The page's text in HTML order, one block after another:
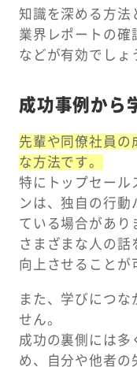
知識を深める方法
業界レポートの確
などが有効でしょ
成功事例から
先輩や同僚社員の
な方法です。
特にトップセール
ンは、独自の行動
ている場合があり
さまざまな人の話
向上させることが
また、学びにつな
せん。
成功の裏側には多
め、自分や他者の